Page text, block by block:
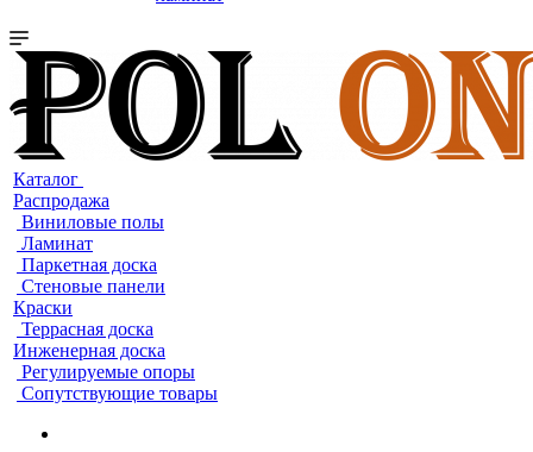
Каталог
Распродажа
Виниловые полы
Ламинат
Паркетная доска
Стеновые панели
Краски
Террасная доска
Инженерная доска
Регулируемые опоры
Сопутствующие товары